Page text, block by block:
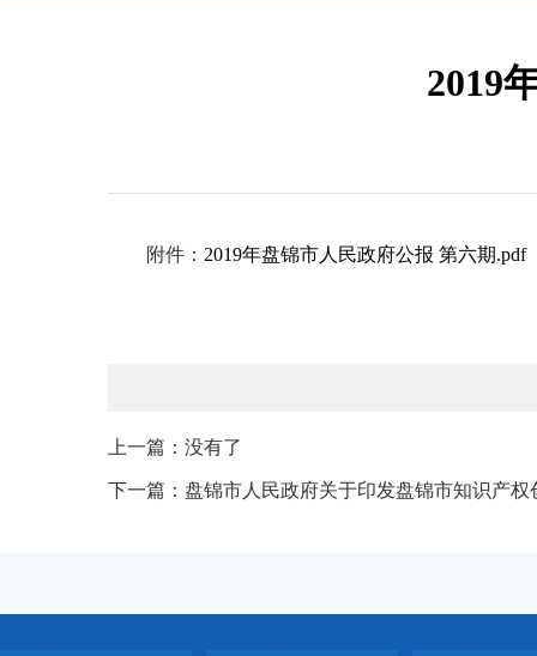
2019
附件： 2019年盘锦市人民政府公报 第六期.pdf
上一篇：没有了
下一篇：盘锦市人民政府关于印发盘锦市知识产